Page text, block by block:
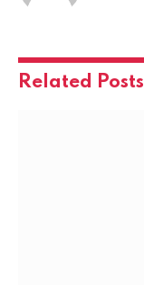
Related Posts